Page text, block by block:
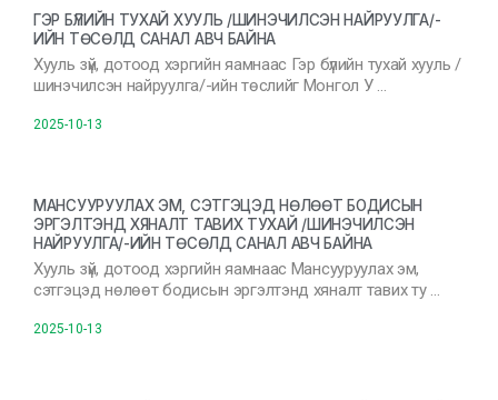
ГЭР БҮЛИЙН ТУХАЙ ХУУЛЬ /ШИНЭЧИЛСЭН НАЙРУУЛГА/-
ИЙН ТӨСӨЛД САНАЛ АВЧ БАЙНА
Хууль зүй, дотоод хэргийн яамнаас Гэр бүлийн тухай хууль /
шинэчилсэн найруулга/-ийн төслийг Монгол У …
2025-10-13
МАНСУУРУУЛАХ ЭМ, СЭТГЭЦЭД НӨЛӨӨТ БОДИСЫН
ЭРГЭЛТЭНД ХЯНАЛТ ТАВИХ ТУХАЙ /ШИНЭЧИЛСЭН
НАЙРУУЛГА/-ИЙН ТӨСӨЛД САНАЛ АВЧ БАЙНА
Хууль зүй, дотоод хэргийн яамнаас Мансууруулах эм,
сэтгэцэд нөлөөт бодисын эргэлтэнд хяналт тавих ту …
2025-10-13